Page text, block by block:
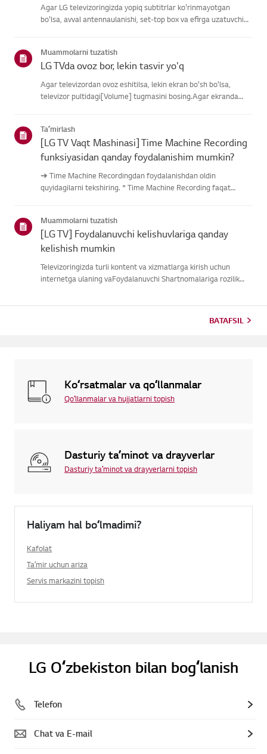
Agar LG televizoringizda yopiq subtitrlar ko'rinmayotgan
bo'lsa, avval antennaulanishi, set-top box va efirga uzatuvchi
Muammolarni tuzatish
LG TVda ovoz bor, lekin tasvir yo'q
Agar televizordan ovoz eshitilsa, lekin ekran bo'sh bo'lsa,
televizor pultidagi[Volume] tugmasini bosing.Agar ekranda
mumkin.Muammo tashqi quril...
Taʼmirlash
[LG TV Vaqt Mashinasi] Time Machine Recording
funksiyasidan qanday foydalanishim mumkin?
➔ Time Machine Recordingdan foydalanishdan oldin
quyidagilarni tekshiring. * Time Machine Recording faqat
qurilmalariga ulangan ...
Muammolarni tuzatish
[LG TV] Foydalanuvchi kelishuvlariga qanday
kelishish mumkin
Televizoringizda turli kontent va xizmatlarga kirish uchun
internetga ulaning vaFoydalanuvchi Shartnomalariga rozilik
BATAFSIL
Koʻrsatmalar va qoʻllanmalar
Qoʻllanmalar va hujjatlarni topish
Dasturiy taʼminot va drayverlar
Dasturiy taʼminot va drayverlarni topish
Haliyam hal boʻlmadimi?
Kafolat
Taʼmir uchun ariza
Servis markazini topish
LG Oʻzbekiston bilan bogʻlanish
Telefon
Chat va E-mail